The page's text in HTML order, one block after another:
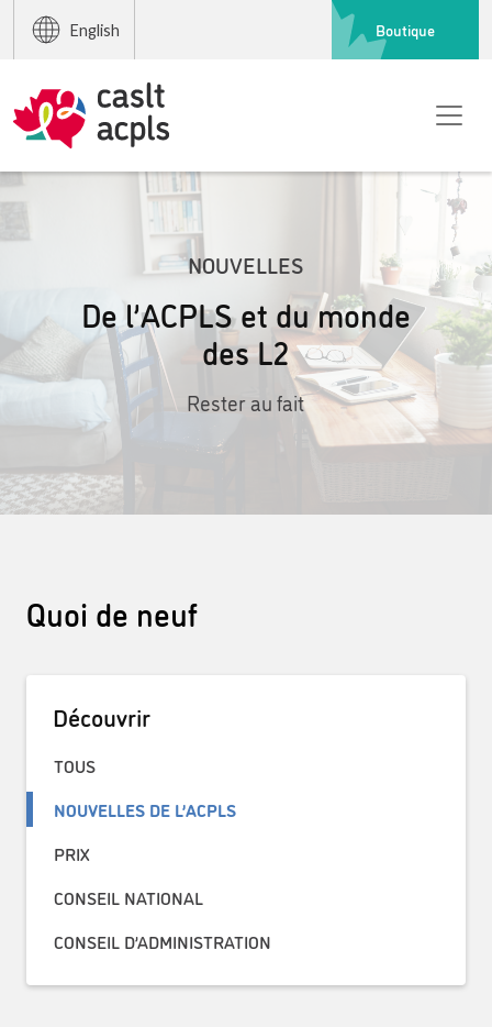
English Boutique
NOUVELLES
De l’ACPLS et du monde
des L2
Rester au fait
Quoi de neuf
Découvrir
TOUS
NOUVELLES DE L’ACPLS
PRIX
CONSEIL NATIONAL
CONSEIL D’ADMINISTRATION